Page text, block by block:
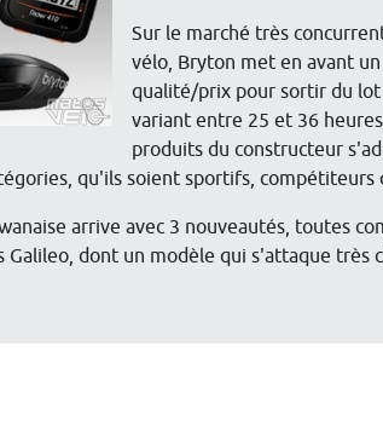
Sur le marché très
vélo, Bryton met en avant
qualité/prix pour sortir du
variant entre 25 et 36
produits du constructeur
qu'ils soient sportifs, compétiteurs
arrive avec 3 nouveautés, toutes
dont un modèle qui s'attaque très